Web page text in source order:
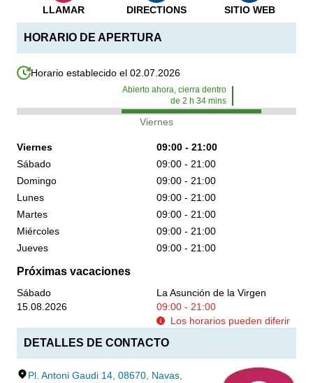
HORARIO DE APERTURA
Horario establecido el 02.07.2026
Abierto ahora, cierra dentro
de2 h34 mins
Viernes
Viernes
09:00 - 21:00
Sábado
09:00 - 21:00
Domingo
09:00 - 21:00
Lunes
09:00 - 21:00
Martes
09:00 - 21:00
Miércoles
09:00 - 21:00
Jueves
09:00 - 21:00
Próximas vacaciones
Sábado
La Asunción de la Virgen
15.08.2026
09:00 - 21:00
Los horarios pueden diferir
DETALLES DE CONTACTO
Pl. Antoni Gaudi 14, 08670, Navas,
LLAMAR DIRECTIONS SITIO WEB